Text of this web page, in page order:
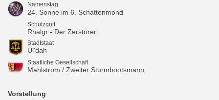
Namenstag
24. Sonne im 6. Schattenmond
Schutzgott
Rhalgr - Der Zerstörer
Stadtstaat
Ul'dah
Staatliche Gesellschaft
Mahlstrom / Zweiter Sturmbootsmann
Vorstellung